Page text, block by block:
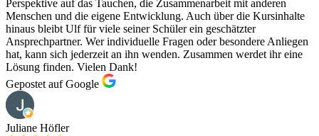
Perspektive auf das Tauchen, die Zusammenarbeit mit anderen
Menschen und die eigene Entwicklung. Auch über die Kursinhalte
hinaus bleibt Ulf für viele seiner Schüler ein geschätzter
Ansprechpartner. Wer individuelle Fragen oder besondere Anliegen
hat, kann sich jederzeit an ihn wenden. Zusammen werdet ihr eine
Lösung finden. Vielen Dank!
Gepostet auf Google
Juliane Höfler